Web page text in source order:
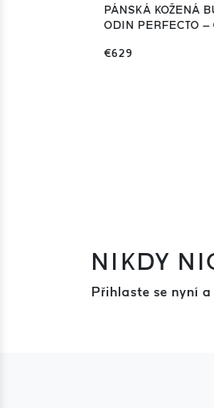
PÁNSKÁ KOŽENÁ
ODIN PERFECTO –
€629
NIKDY
Přihlaste se nyní